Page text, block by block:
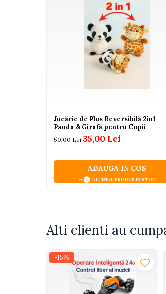
Seturi copii si bebelusi
Body-uri bebe
Treninguri copii
Baia bebelusului
Continutul Pachetului
Twister Stunt Car RC
Telecomanda
Controller gestual
Specificatii Tehnice
Dimensiuni masina: 16 cm
Dimensiuni pachet: 23.5 cm x
Culoare: Verde
ramane preferatul mult timp
Jucărie de Plus Reversibilă 2în1 –
Panda & Girafă pentru Copii
50,00 Lei35,00 Lei
ADAUGA IN COS
ULTIMUL PRODUS IN STOC
Alti clienti au
-15%